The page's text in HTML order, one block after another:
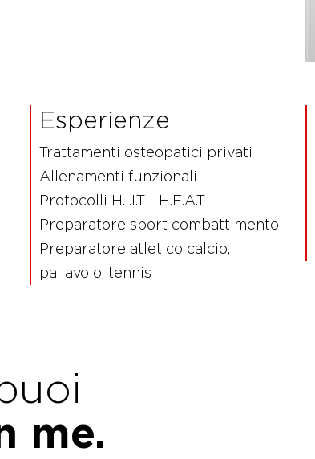
Esperienze
Trattamenti osteopatici privati
Allenamenti funzionali
Protocolli H.I.I.T - H.E.A.T
Preparatore sport combattimento
Preparatore atletico calcio,
pallavolo, tennis
me.